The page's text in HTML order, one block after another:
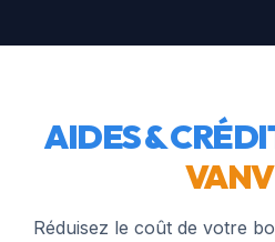
AIDES &
Réduisez le coût de votre